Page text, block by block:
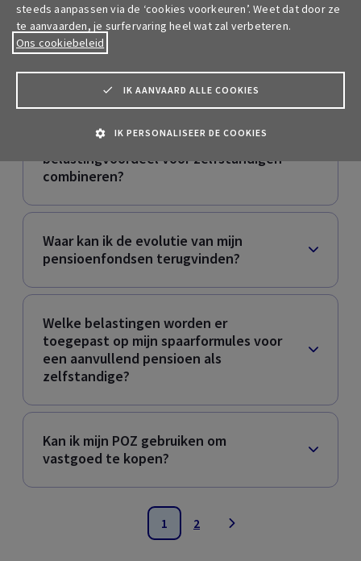
Wanneer wordt het gespaarde
kapitaal van mijn spaarformule voor
een aanvullend pensioen uitbetaald?
spaaroplossingen met
belastingvoordeel voor zelfstandigen
combineren?
Waar kan ik de evolutie van mijn
pensioenfondsen terugvinden?
Welke belastingen worden er
toegepast op mijn spaarformules voor
een aanvullend pensioen als
zelfstandige?
Kan ik mijn POZ gebruiken om
vastgoed te kopen?
1 2
steeds aanpassen via de ‘cookies voorkeuren’. Weet dat door ze
te aanvaarden, je surfervaring heel wat zal verbeteren.
Ons cookiebeleid
IK AANVAARD ALLE COOKIES
IK PERSONALISEER DE COOKIES